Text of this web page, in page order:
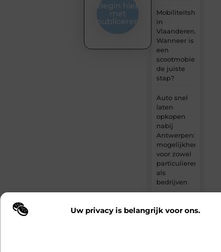
Uw privacy is belangrijk voor ons.
Wij maken gebruik van cookies en vergelijkbare technologieën om te
in
Vlaanderen.
Wanneer is
een
scootmobiel
de juiste
stap?
Auto snel
laten
opkopen
nabij
Antwerpen:
mogelijkheden
voor zowel
particulieren
als
bedrijven
achter de
Begin hier
met
publiceren